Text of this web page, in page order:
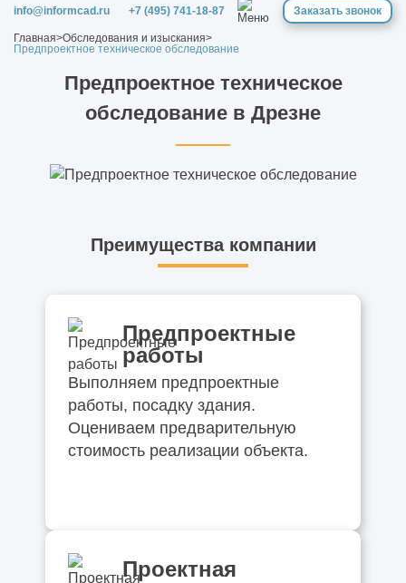
info@informcad.ru +7 (495) 741-18-87 Заказать звонок
Главная>Обследования и изыскания>
Предпроектное техническое обследование
Предпроектное техническое
обследование в Дрезне
Преимущества компании
Предпроектные
работы
Выполняем предпроектные
работы, посадку здания.
Оцениваем предварительную
стоимость реализации объекта.
Проектная